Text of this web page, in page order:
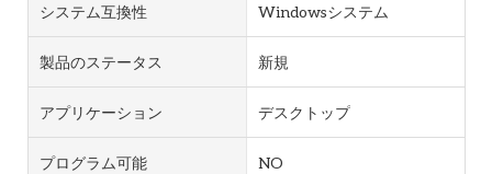
システム互換性 Windowsシステム
製品のステータス 新規
アプリケーション デスクトップ
プログラム可能 NO